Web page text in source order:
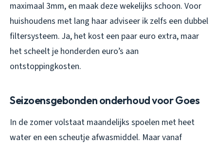
maximaal 3mm, en maak deze wekelijks schoon. Voor
huishoudens met lang haar adviseer ik zelfs een dubbel
filtersysteem. Ja, het kost een paar euro extra, maar
het scheelt je honderden euro’s aan
ontstoppingkosten.
Seizoensgebonden onderhoud voor Goes
In de zomer volstaat maandelijks spoelen met heet
water en een scheutje afwasmiddel. Maar vanaf